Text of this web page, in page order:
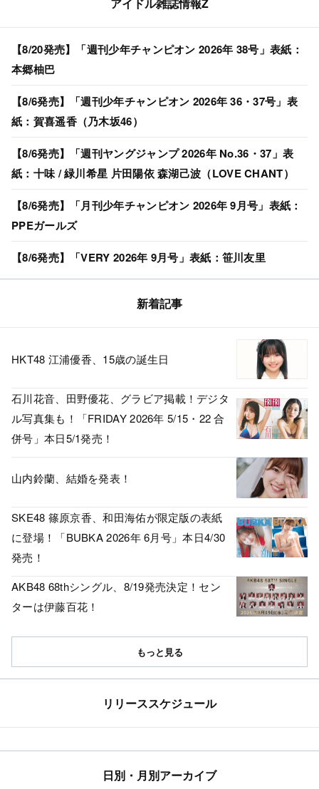
アイドル雑誌情報Z
【8/20発売】「週刊少年チャンピオン 2026年 38号」表紙：
本郷柚巴
【8/6発売】「週刊少年チャンピオン 2026年 36・37号」表
紙：賀喜遥香（乃木坂46）
【8/6発売】「週刊ヤングジャンプ 2026年 No.36・37」表
紙：十味 / 緑川希星 片田陽依 森湖己波（LOVE CHANT）
【8/6発売】「月刊少年チャンピオン 2026年 9月号」表紙：
PPEガールズ
【8/6発売】「VERY 2026年 9月号」表紙：笹川友里
新着記事
HKT48 江浦優香、15歳の誕生日
石川花音、田野優花、グラビア掲載！デジタ
ル写真集も！「FRIDAY 2026年 5/15・22 合
併号」本日5/1発売！
山内鈴蘭、結婚を発表！
SKE48 篠原京香、和田海佑が限定版の表紙
に登場！「BUBKA 2026年 6月号」本日4/30
発売！
AKB48 68thシングル、8/19発売決定！セン
ターは伊藤百花！
もっと見る
リリーススケジュール
日別・月別アーカイブ